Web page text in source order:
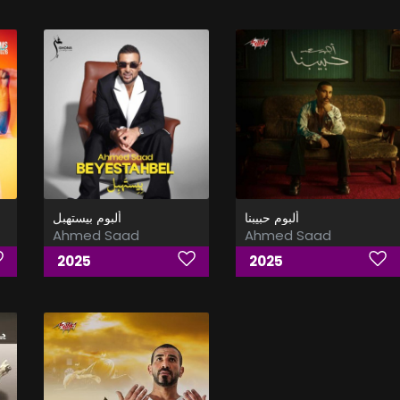
ألبوم بيستهبل
Ahmed Saad
2025
ألبوم حبيبنا
Ahmed Saad
2025